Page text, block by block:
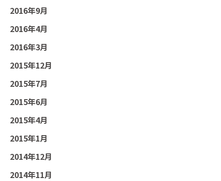
2016年9月
2016年4月
2016年3月
2015年12月
2015年7月
2015年6月
2015年4月
2015年1月
2014年12月
2014年11月